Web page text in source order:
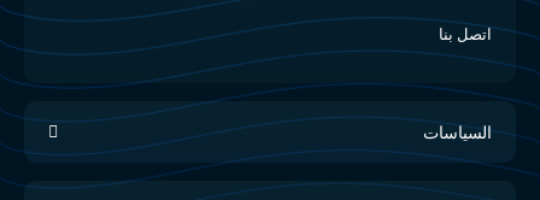
اتصل بنا
السياسات